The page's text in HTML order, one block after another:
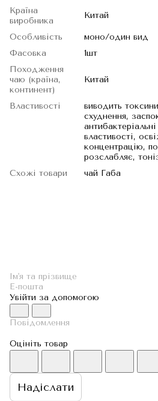
Країна
виробника
Китай
Особливість
моно/один вид
Фасовка
1шт
Походження
чаю (країна,
континент)
Китай
Властивості
виводить
схуднення,
властивості,
концентрацію,
розслабляє,
Схожі товари
чай Габа
Увійти за допомогою
Оцініть товар
Надіслати